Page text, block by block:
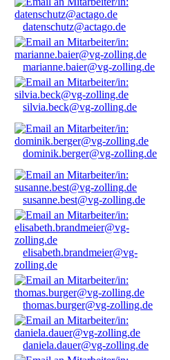
datenschutz@actago.de
marianne.baier@vg-zolling.de
silvia.beck@vg-zolling.de
dominik.berger@vg-zolling.de
susanne.best@vg-zolling.de
elisabeth.brandmeier@vg-
zolling.de
thomas.burger@vg-zolling.de
daniela.dauer@vg-zolling.de